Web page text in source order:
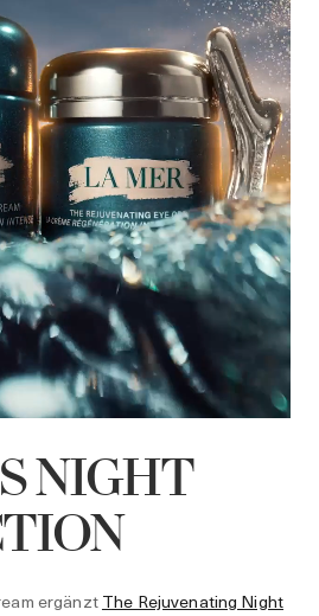
NIGHT
ergänztThe Rejuvenating Night